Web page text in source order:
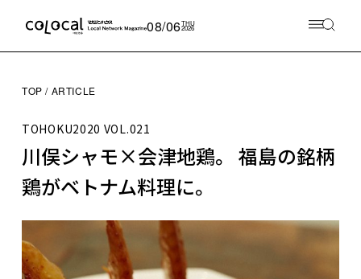
08/06THU
2026
TOP ARTICLE
TOHOKU2020 VOL.021
川俣シャモ×会津地鶏。 福島の銘柄
鶏がベトナム料理に。